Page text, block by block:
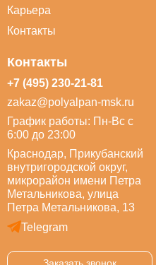
Карьера
Контакты
Контакты
+7 (495) 230-21-81
zakaz@polyalpan-msk.ru
График работы: Пн-Вс с
6:00 до 23:00
Краснодар, Прикубанский
внутригородской округ,
микрорайон имени Петра
Метальникова, улица
Петра Метальникова, 13
Telegram